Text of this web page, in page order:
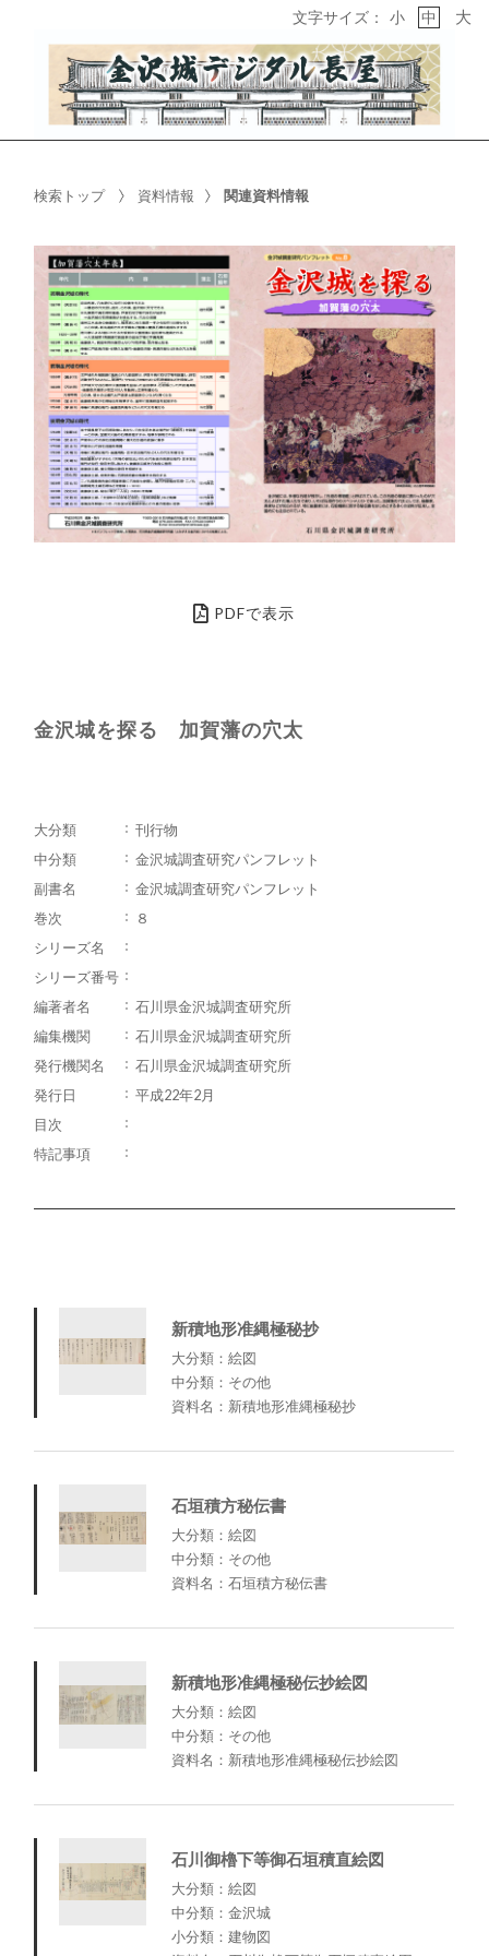
文字サイズ： 小 中 大
検索トップ 資料情報 関連資料情報
PDFで表示
金沢城を探る 加賀藩の穴太
大分類
刊行物
中分類
金沢城調査研究パンフレット
副書名
金沢城調査研究パンフレット
巻次
８
シリーズ名
シリーズ番号
編著者名
石川県金沢城調査研究所
編集機関
石川県金沢城調査研究所
発行機関名
石川県金沢城調査研究所
発行日
平成22年2月
目次
特記事項
新積地形准縄極秘抄
大分類：絵図
中分類：その他
資料名：新積地形准縄極秘抄
石垣積方秘伝書
大分類：絵図
中分類：その他
資料名：石垣積方秘伝書
新積地形准縄極秘伝抄絵図
大分類：絵図
中分類：その他
資料名：新積地形准縄極秘伝抄絵図
石川御櫓下等御石垣積直絵図
大分類：絵図
中分類：金沢城
小分類：建物図